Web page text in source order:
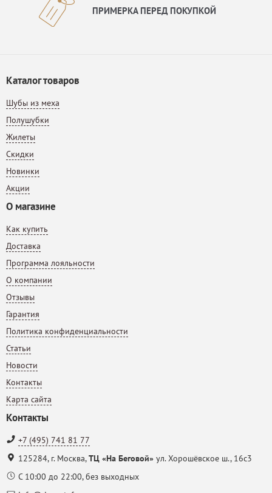
ПРИМЕРКА ПЕРЕД ПОКУПКОЙ
Каталог товаров
Шубы из меха
Полушубки
Жилеты
Скидки
Новинки
Акции
О магазине
Как купить
Доставка
Программа лояльности
О компании
Отзывы
Гарантия
Политика конфиденциальности
Статьи
Новости
Контакты
Карта сайта
Контакты
+7 (495) 741 81 77
125284, г. Москва,ТЦ «На Беговой» ул. Хорошёвское ш., 16с3
С 10:00 до 22:00, без выходных